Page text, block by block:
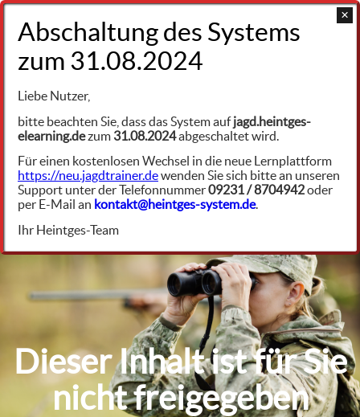
+49 9231 961342
Gesellschaftsjagden
Grundsätze zur Abhaltung von Treibjagden
auf Niederwild
Dieser Inhalt ist für Sie
nicht freigegeben
Liebe Nutzer,
bitte beachten Sie, dass das System aufjagd.heintges-
elearning.dezum 31.08.2024abgeschaltet wird.
Für einen kostenlosen Wechsel in die neue Lernplattform
https://neu.jagdtrainer.dewenden Sie sich bitte an unseren
Support unter der Telefonnummer09231 / 8704942oder
per E-Mail an kontakt@heintges-system.de.
Ihr Heintges-Team